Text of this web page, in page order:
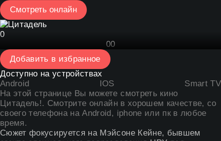
Смотреть онлайн
0
00
Добавить в избранное
Доступно на устройствах
Android
IOS
Smart TV
На этой странице Вы можетесмотреть кино
Цитадель!. Смотрите онлайн в хорошем качестве, со
своего телефона на Android, iphone или пк в любое
время.
Сюжет фокусируется на Мэйсоне Кейне, бывшем